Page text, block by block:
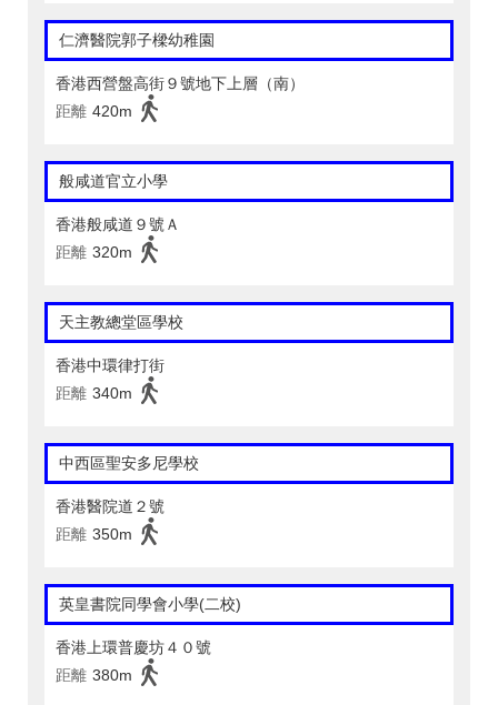
仁濟醫院郭子樑幼稚園
香港西營盤高街９號地下上層（南）
距離 420m
般咸道官立小學
香港般咸道９號Ａ
距離 320m
天主教總堂區學校
香港中環律打街
距離 340m
中西區聖安多尼學校
香港醫院道２號
距離 350m
英皇書院同學會小學(二校)
香港上環普慶坊４０號
距離 380m